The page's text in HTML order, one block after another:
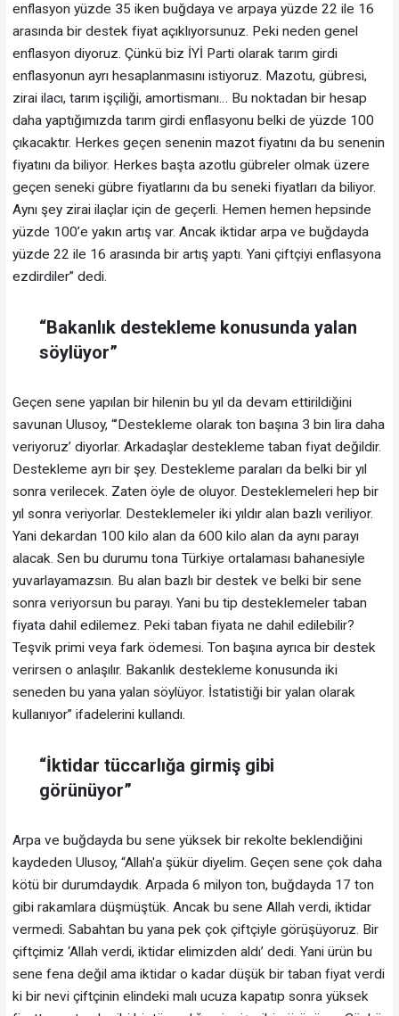
enflasyon yüzde 35 iken buğdaya ve arpaya yüzde 22 ile 16
arasında bir destek fiyat açıklıyorsunuz. Peki neden genel
enflasyon diyoruz. Çünkü biz İYİ Parti olarak tarım girdi
enflasyonun ayrı hesaplanmasını istiyoruz. Mazotu, gübresi,
zirai ilacı, tarım işçiliği, amortismanı… Bu noktadan bir hesap
daha yaptığımızda tarım girdi enflasyonu belki de yüzde 100
çıkacaktır. Herkes geçen senenin mazot fiyatını da bu senenin
fiyatını da biliyor. Herkes başta azotlu gübreler olmak üzere
geçen seneki gübre fiyatlarını da bu seneki fiyatları da biliyor.
Aynı şey zirai ilaçlar için de geçerli. Hemen hemen hepsinde
yüzde 100’e yakın artış var. Ancak iktidar arpa ve buğdayda
yüzde 22 ile 16 arasında bir artış yaptı. Yani çiftçiyi enflasyona
ezdirdiler” dedi.
“Bakanlık destekleme konusunda yalan
söylüyor”
Geçen sene yapılan bir hilenin bu yıl da devam ettirildiğini
savunan Ulusoy, “’Destekleme olarak ton başına 3 bin lira daha
veriyoruz’ diyorlar. Arkadaşlar destekleme taban fiyat değildir.
Destekleme ayrı bir şey. Destekleme paraları da belki bir yıl
sonra verilecek. Zaten öyle de oluyor. Desteklemeleri hep bir
yıl sonra veriyorlar. Desteklemeler iki yıldır alan bazlı veriliyor.
Yani dekardan 100 kilo alan da 600 kilo alan da aynı parayı
alacak. Sen bu durumu tona Türkiye ortalaması bahanesiyle
yuvarlayamazsın. Bu alan bazlı bir destek ve belki bir sene
sonra veriyorsun bu parayı. Yani bu tip desteklemeler taban
fiyata dahil edilemez. Peki taban fiyata ne dahil edilebilir?
Teşvik primi veya fark ödemesi. Ton başına ayrıca bir destek
verirsen o anlaşılır. Bakanlık destekleme konusunda iki
seneden bu yana yalan söylüyor. İstatistiği bir yalan olarak
kullanıyor” ifadelerini kullandı.
“İktidar tüccarlığa girmiş gibi
görünüyor”
Arpa ve buğdayda bu sene yüksek bir rekolte beklendiğini
kaydeden Ulusoy, “Allah'a şükür diyelim. Geçen sene çok daha
kötü bir durumdaydık. Arpada 6 milyon ton, buğdayda 17 ton
gibi rakamlara düşmüştük. Ancak bu sene Allah verdi, iktidar
vermedi. Sabahtan bu yana pek çok çiftçiyle görüşüyoruz. Bir
çiftçimiz ‘Allah verdi, iktidar elimizden aldı’ dedi. Yani ürün bu
sene fena değil ama iktidar o kadar düşük bir taban fiyat verdi
ki bir nevi çiftçinin elindeki malı ucuza kapatıp sonra yüksek